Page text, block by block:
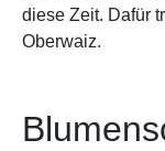
diese Zeit. Dafür
Oberwaiz.